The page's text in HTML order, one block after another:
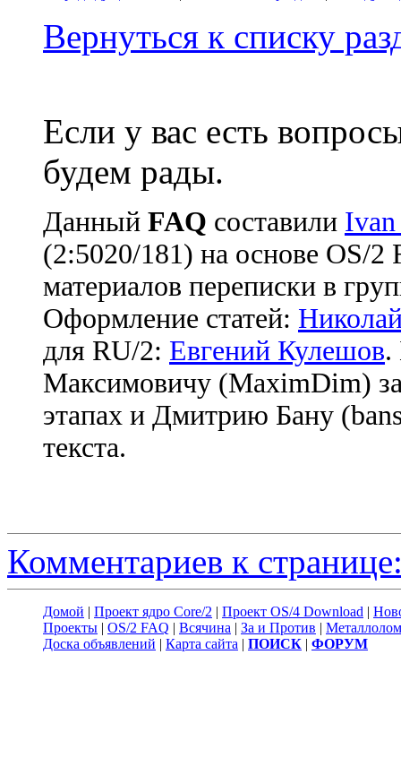
Вернуться к списку
Если у вас есть
будем рады.
Данный FAQ cоставили
(2:5020/181) на основе OS/
материалов переписки в
Оформление статей:
для RU/2: Евгений Кулешов.
Максимовичу (MaximDim)
этапах и Дмитрию Бану
текста.
Комментариев к
Домой | Проект ядро Core/2 | Проект OS/4 Download |
Проекты | OS/2 FAQ | Всячина | За и Против | Металлолом
Доска объявлений | Карта сайта | ПОИСК | ФОРУМ